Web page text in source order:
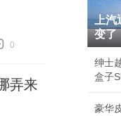
0
弄来
上汽
变了
绅士
盒子
豪华